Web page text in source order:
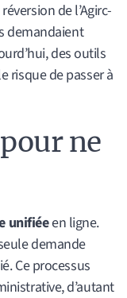
de l’Agirc-
demandaient
des outils
risque de passer à
ne
unifiéeen ligne.
demande
Ce processus
d’autant